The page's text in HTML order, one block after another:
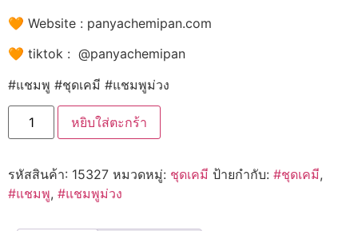
🧡 Website : panyachemipan.com
🧡 tiktok : @panyachemipan
#แชมพู #ชุดเคมี #แชมพูม่วง
หยิบใส่ตะกร้า
รหัสสินค้า: 15327 หมวดหมู่: ชุดเคมี ป้ายกำกับ: #ชุดเคมี,
#แชมพู, #แชมพูม่วง